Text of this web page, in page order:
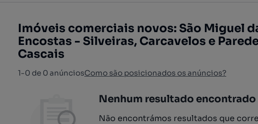
Imóveis comerciais novos: São Miguel
Encostas - Silveiras, Carcavelos e
Cascais
1-0 de 0 anúnciosComo são posicionados os anúncios?
Nenhum resultado encontrado
Não encontrámos resultados que